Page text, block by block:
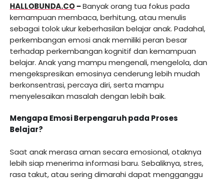
HALLOBUNDA.CO–Banyak orang tua fokus pada
kemampuan membaca, berhitung, atau menulis
sebagai tolok ukur keberhasilan belajar anak. Padahal,
perkembangan emosi anak memiliki peran besar
terhadap perkembangan kognitif dan kemampuan
belajar. Anak yang mampu mengenali, mengelola, dan
mengekspresikan emosinya cenderung lebih mudah
berkonsentrasi, percaya diri, serta mampu
menyelesaikan masalah dengan lebih baik.
Mengapa Emosi Berpengaruh pada Proses
Belajar?
Saat anak merasa aman secara emosional, otaknya
lebih siap menerima informasi baru. Sebaliknya, stres,
rasa takut, atau sering dimarahi dapat mengganggu